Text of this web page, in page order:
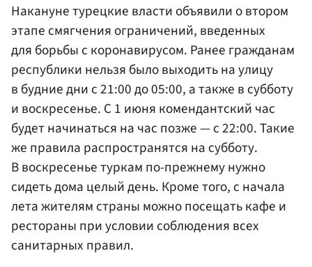
Накануне турецкие власти объявили о втором
этапе смягчения ограничений, введенных
для борьбы с коронавирусом. Ранее гражданам
республики нельзя было выходить на улицу
в будние дни с 21:00 до 05:00, а также в субботу
и воскресенье. С 1 июня комендантский час
будет начинаться на час позже — с 22:00. Такие
же правила распространятся на субботу.
В воскресенье туркам по-прежнему нужно
сидеть дома целый день. Кроме того, с начала
лета жителям страны можно посещать кафе и
рестораны при условии соблюдения всех
санитарных правил.